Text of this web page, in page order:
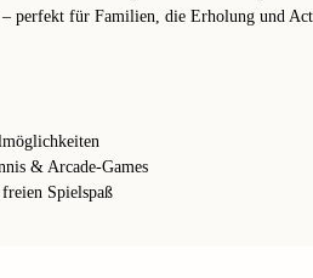
– perfekt für Familien, die Erholung und
& Arcade-Games
Spielspaß